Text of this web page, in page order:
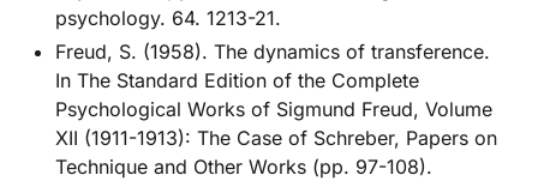
psychology. 64. 1213-21.
Freud, S. (1958). The dynamics of transference.
In The Standard Edition of the Complete
Psychological Works of Sigmund Freud, Volume
XII (1911-1913): The Case of Schreber, Papers on
Technique and Other Works (pp. 97-108).